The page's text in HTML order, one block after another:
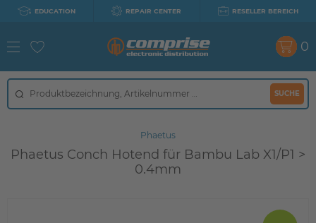
EDUCATION REPAIR CENTER RESELLER BEREICH
SUCHE
0
Phaetus
Phaetus Conch Hotend für Bambu Lab X1/P1 >
0.4mm